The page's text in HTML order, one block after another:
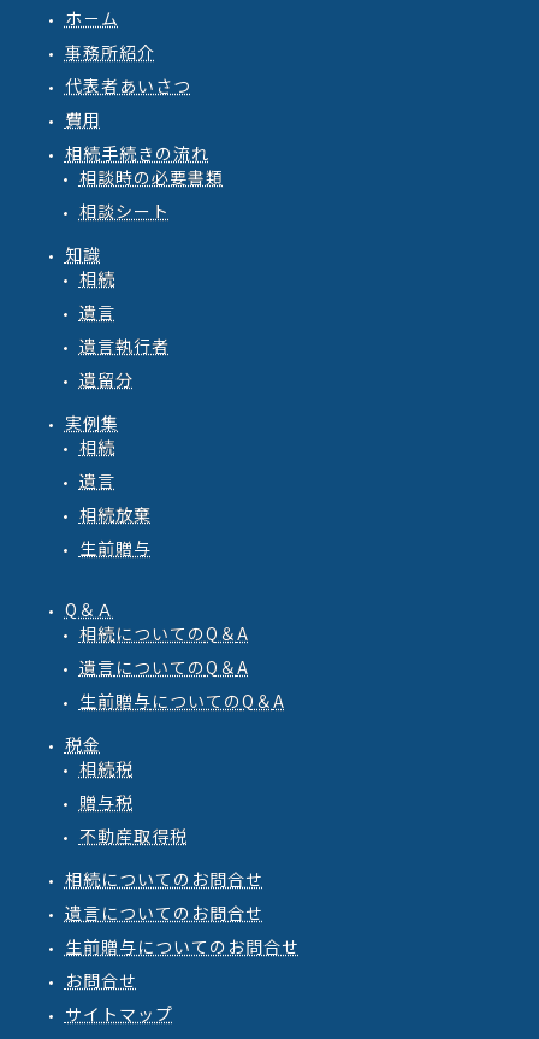
ホ－ム
事務所紹介
代表者あいさつ
費用
相続手続きの流れ
相談時の必要書類
相談シート
知識
相続
遺言
遺言執行者
遺留分
実例集
相続
遺言
相続放棄
生前贈与
Q＆Ａ
相続についてのQ ＆A
遺言についてのQ ＆A
生前贈与についてのQ ＆A
税金
相続税
贈与税
不動産取得税
相続についてのお問合せ
遺言についてのお問合せ
生前贈与についてのお問合せ
お問合せ
サイトマップ